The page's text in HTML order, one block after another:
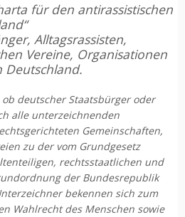
für den antirassistischen
Alltagsrassisten,
Vereine, Organisationen
Deutschland.
deutscher Staatsbürger oder
alle unterzeichnenden
Gemeinschaften,
zu der vom Grundgesetz
rechtsstaatlichen und
der Bundesrepublik
bekennen sich zum
Wahlrecht des Menschen sowie